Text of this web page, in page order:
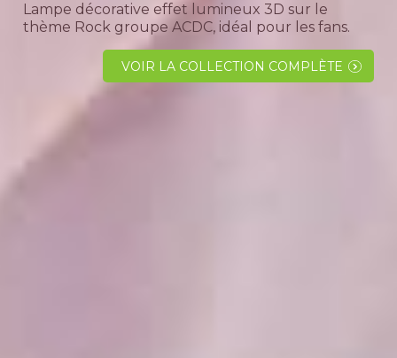
Lampe décorative effet lumineux 3D sur le
thème Rock groupe ACDC, idéal pour les fans.
Grande collection à ne pas rater.Pour quel
évènement offrir cette lampe ?Une belle idée
cadeau pour une...
VOIR LA COLLECTION COMPLÈTE